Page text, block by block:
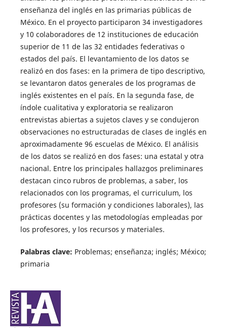
enseñanza del inglés en las primarias públicas de
México. En el proyecto participaron 34 investigadores
y 10 colaboradores de 12 instituciones de educación
superior de 11 de las 32 entidades federativas o
estados del país. El levantamiento de los datos se
realizó en dos fases: en la primera de tipo descriptivo,
se levantaron datos generales de los programas de
inglés existentes en el país. En la segunda fase, de
índole cualitativa y exploratoria se realizaron
entrevistas abiertas a sujetos claves y se condujeron
observaciones no estructuradas de clases de inglés en
aproximadamente 96 escuelas de México. El análisis
de los datos se realizó en dos fases: una estatal y otra
nacional. Entre los principales hallazgos preliminares
destacan cinco rubros de problemas, a saber, los
relacionados con los programas, el curriculum, los
profesores (su formación y condiciones laborales), las
prácticas docentes y las metodologías empleadas por
los profesores, y los recursos y materiales.
Palabras clave: Problemas; enseñanza; inglés; México;
primaria